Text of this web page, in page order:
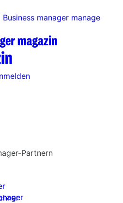
Business manager manage
Partnern